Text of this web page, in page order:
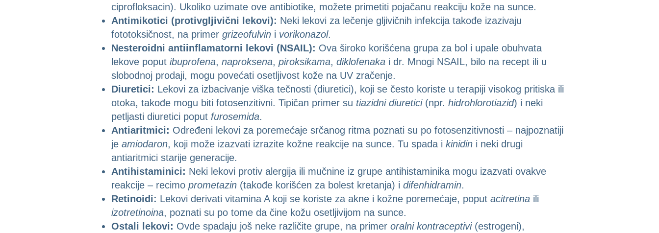
ciprofloksacin). Ukoliko uzimate ove antibiotike, možete primetiti pojačanu reakciju kože na sunce.
Antimikotici (protivgljivični lekovi): Neki lekovi za lečenje gljivičnih infekcija takođe izazivaju
fototoksičnost, na primer grizeofulvin i vorikonazol.
Nesteroidni antiinflamatorni lekovi (NSAIL): Ova široko korišćena grupa za bol i upale obuhvata
lekove poput ibuprofena, naproksena, piroksikama, diklofenaka i dr. Mnogi NSAIL, bilo na recept ili u
slobodnoj prodaji, mogu povećati osetljivost kože na UV zračenje.
Diuretici: Lekovi za izbacivanje viška tečnosti (diuretici), koji se često koriste u terapiji visokog pritiska ili
otoka, takođe mogu biti fotosenzitivni. Tipičan primer su tiazidni diuretici(npr. hidrohlorotiazid) i neki
petljasti diuretici poput furosemida.
Antiaritmici: Određeni lekovi za poremećaje srčanog ritma poznati su po fotosenzitivnosti – najpoznatiji
je amiodaron, koji može izazvati izrazite kožne reakcije na sunce. Tu spada i kinidin i neki drugi
antiaritmici starije generacije.
Antihistaminici: Neki lekovi protiv alergija ili mučnine iz grupe antihistaminika mogu izazvati ovakve
reakcije – recimo prometazin (takođe korišćen za bolest kretanja) i difenhidramin.
Retinoidi: Lekovi derivati vitamina A koji se koriste za akne i kožne poremećaje, poput acitretina ili
izotretinoina, poznati su po tome da čine kožu osetljivijom na sunce.
Ostali lekovi: Ovde spadaju još neke različite grupe, na primer oralni kontraceptivi(estrogeni),